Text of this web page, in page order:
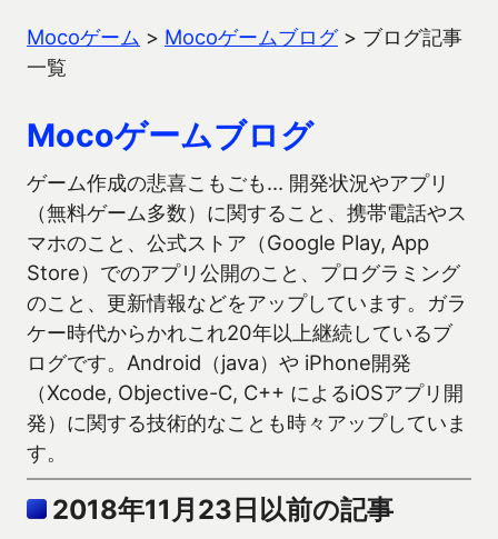
Mocoゲーム > Mocoゲームブログ> ブログ記事
一覧
Mocoゲームブログ
ゲーム作成の悲喜こもごも… 開発状況やアプリ
（無料ゲーム多数）に関すること、携帯電話やス
マホのこと、公式ストア（Google Play, App
Store）でのアプリ公開のこと、プログラミング
のこと、更新情報などをアップしています。ガラ
ケー時代からかれこれ20年以上継続しているブ
ログです。Android（java）や iPhone開発
（Xcode, Objective-C, C++ によるiOSアプリ開
発）に関する技術的なことも時々アップしていま
す。
2018年11月23日以前の記事